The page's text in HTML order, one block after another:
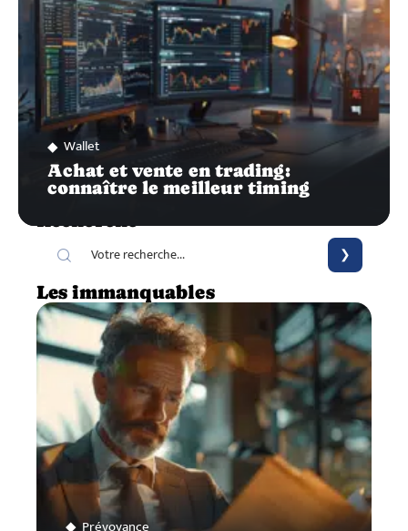
Wallet
Achat et vente en trading:
connaître le meilleur timing
Recherche
Les immanquables
Prévoyance